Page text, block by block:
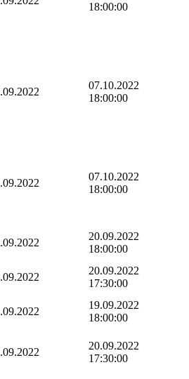
18:00:00
07.10.2022
18:00:00
07.10.2022
18:00:00
20.09.2022
18:00:00
20.09.2022
17:30:00
19.09.2022
18:00:00
20.09.2022
17:30:00